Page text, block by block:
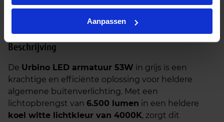
Aanpassen
aanvraag
Schemerschakelaar
Beschrijving
De Urbino LED armatuur 53W in grijs is een
krachtige en efficiënte oplossing voor heldere
algemene buitenverlichting. Met een
lichtopbrengst van 6.500 lumen in een heldere
koel witte lichtkleur van 4000K, zorgt dit